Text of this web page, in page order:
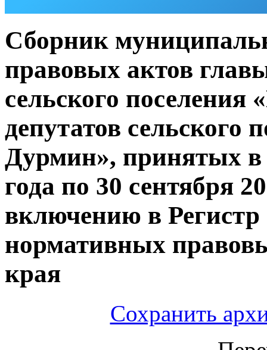
Сборник
правовых актов
сельского
депутатов сельского
Дурмин», принятых в
года по 30 сентября
включению в
нормативных
края
Сохранить